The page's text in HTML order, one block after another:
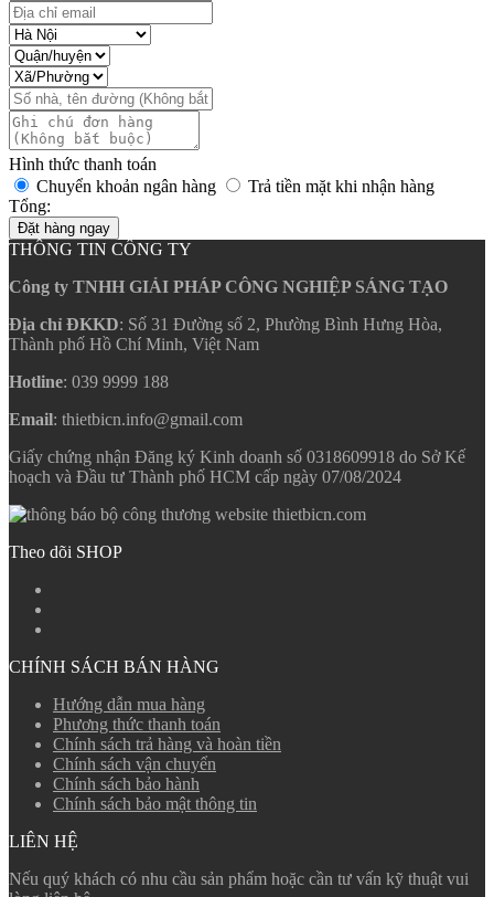
Hình thức thanh toán
Chuyển khoản ngân hàng
Trả tiền mặt khi nhận hàng
Tổng:
Đặt hàng ngay
THÔNG TIN CÔNG TY
Công ty TNHH GIẢI PHÁP CÔNG NGHIỆP SÁNG TẠO
Địa chỉ ĐKKD: Số 31 Đường số 2, Phường Bình Hưng Hòa,
Thành phố Hồ Chí Minh, Việt Nam
Hotline: 039 9999 188
Email: thietbicn.info@gmail.com
Giấy chứng nhận Đăng ký Kinh doanh số 0318609918 do Sở Kế
hoạch và Đầu tư Thành phố HCM cấp ngày 07/08/2024
Theo dõi SHOP
CHÍNH SÁCH BÁN HÀNG
Hướng dẫn mua hàng
Phương thức thanh toán
Chính sách trả hàng và hoàn tiền
Chính sách vận chuyển
Chính sách bảo hành
Chính sách bảo mật thông tin
LIÊN HỆ
Nếu quý khách có nhu cầu sản phẩm hoặc cần tư vấn kỹ thuật vui